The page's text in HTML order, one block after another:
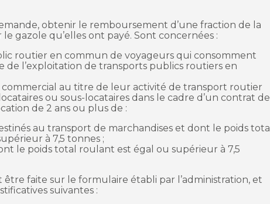
obtenir le remboursement d’une fraction de la
gazole qu’elles ont payé. Sont concernées :
routier en commun de voyageurs qui consomment
l’exploitation de transports publics routiers en
commercial au titre de leur activité de transport routier
ou sous-locataires dans le cadre d’un contrat de
de 2 ans ou plus de :
au transport de marchandises et dont le poids total
à 7,5 tonnes ;
le poids total roulant est égal ou supérieur à 7,5
faite sur le formulaire établi par l’administration, et
suivantes :